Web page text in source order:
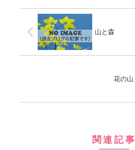
山と森
花の山
関連記事